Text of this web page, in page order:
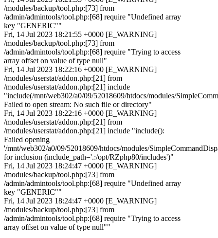
/modules/backup/tool.php:[73] from
/admin/admintools/tool.php:[68] require "Undefined array
key "GENERIC""
Fri, 14 Jul 2023 18:21:55 +0000 [E_WARNING]
/modules/backup/tool.php:[73] from
/admin/admintools/tool.php:[68] require "Trying to access
array offset on value of type null"
Fri, 14 Jul 2023 18:22:16 +0000 [E_WARNING]
/modules/userstat/addon.php:[21] from
/modules/userstat/addon.php:[21] include
"include(/mnt/web302/a0/09/52018609/htdocs/modules/
Failed to open stream: No such file or directory"
Fri, 14 Jul 2023 18:22:16 +0000 [E_WARNING]
/modules/userstat/addon.php:[21] from
/modules/userstat/addon.php:[21] include "include():
Failed opening
'/mnt/web302/a0/09/52018609/htdocs/modules/
for inclusion (include_path='.:/opt/RZphp80/includes')"
Fri, 14 Jul 2023 18:24:47 +0000 [E_WARNING]
/modules/backup/tool.php:[73] from
/admin/admintools/tool.php:[68] require "Undefined array
key "GENERIC""
Fri, 14 Jul 2023 18:24:47 +0000 [E_WARNING]
/modules/backup/tool.php:[73] from
/admin/admintools/tool.php:[68] require "Trying to access
array offset on value of type null""